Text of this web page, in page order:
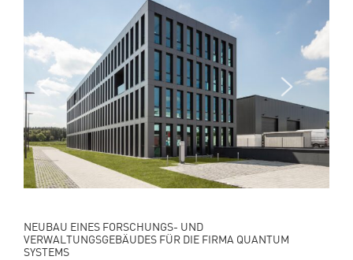
us
NEUBAU EINES FORSCHUNGS- UND
VERWALTUNGSGEBÄUDES FÜR DIE FIRMA QUANTUM
SYSTEMS